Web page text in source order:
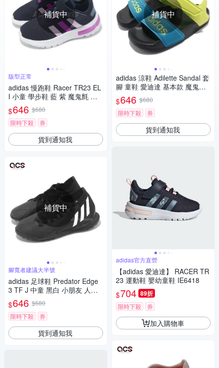
補貨中
版型正常
adidas 慢跑鞋 Racer TR23 EL
I 小童 學步鞋 藍 紫 魔鬼氈 愛
迪達 JH9569
$646 $680
限時下殺
券
貨到通知我
補貨中
腳寬者建議大半號
adidas 足球鞋 Predator Edge
3 TF J 中童 黑白 小朋友 人造
草皮 運動鞋 愛迪達 GZ2895
$646 $680
限時下殺
券
貨到通知我
補貨中
adidas 涼鞋 Adilette Sandal 套
腳 童鞋 愛迪達 基本款 魔鬼氈
穿搭 中童 黑 藍 FY8850
$646 $680
限時下殺
券
貨到通知我
adidas官方直營
【adidas 愛迪達】 RACER TR
23 運動鞋 嬰幼童鞋 IE6418
$704 89折
限時下殺 券
加入購物車